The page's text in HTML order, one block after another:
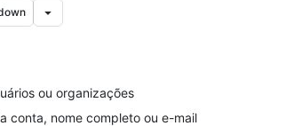
ou organizações
conta, nome completo ou e-mail